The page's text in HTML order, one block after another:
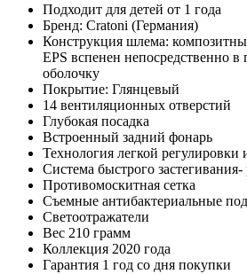
Подходит для детей от 1 года
Бренд: Cratoni (Германия)
Конструкция шлема:
EPS вспенен непосредственно
оболочку
Покрытие: Глянцевый
14 вентиляционных отверстий
Глубокая посадка
Встроенный задний фонарь
Технология легкой регулировки
Система быстрого
Противомоскитная сетка
Съемные антибактериальные
Светоотражатели
Вес 210 грамм
Коллекция 2020 года
Гарантия 1 год со дня покупки